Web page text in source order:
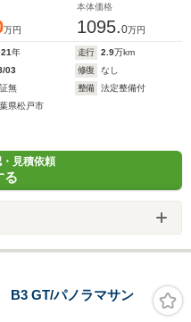
万円
本体価格
1095.0万円
年 走行 2.9万km
03 修復
なし
無 整備
法定整備付
県松戸市
見積依頼
る
GT/パノラマサン